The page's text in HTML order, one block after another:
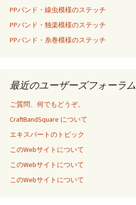
PPバンド・線虫模様のステッチ
PPバンド・独楽模様のステッチ
PPバンド・糸巻模様のステッチ
最近のユーザーズフォーラム
ご質問、何でもどうぞ。
CraftBandSquare について
エキスパートのトピック
このWebサイトについて
このWebサイトについて
このWebサイトについて